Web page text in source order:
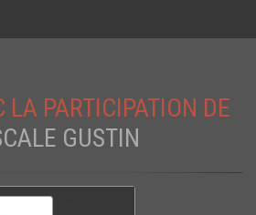
LA PARTICIPATION DE
GUSTIN